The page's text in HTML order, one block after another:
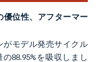
優位性、アフターマー
がモデル発売サイクル
88.95%を吸収しまし